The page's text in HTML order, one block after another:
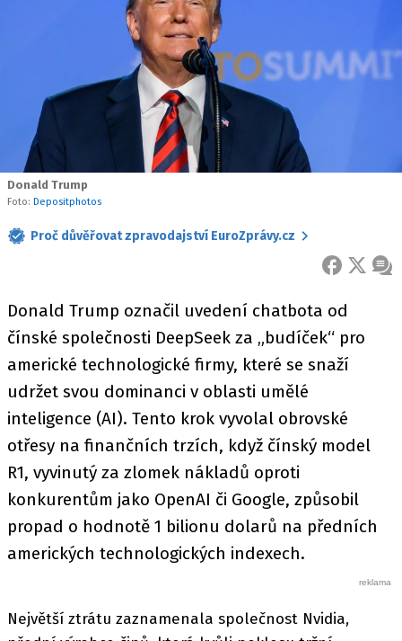
Donald Trump
Foto: Depositphotos
Proč důvěřovat zpravodajství EuroZprávy.cz
FACEBOOK
X
Donald Trump označil uvedení chatbota od
čínské společnosti DeepSeek za „budíček“ pro
americké technologické firmy, které se snaží
udržet svou dominanci v oblasti umělé
inteligence (AI). Tento krok vyvolal obrovské
otřesy na finančních trzích, když čínský model
R1, vyvinutý za zlomek nákladů oproti
konkurentům jako OpenAI či Google, způsobil
propad o hodnotě 1 bilionu dolarů na předních
amerických technologických indexech.
Největší ztrátu zaznamenala společnost Nvidia,